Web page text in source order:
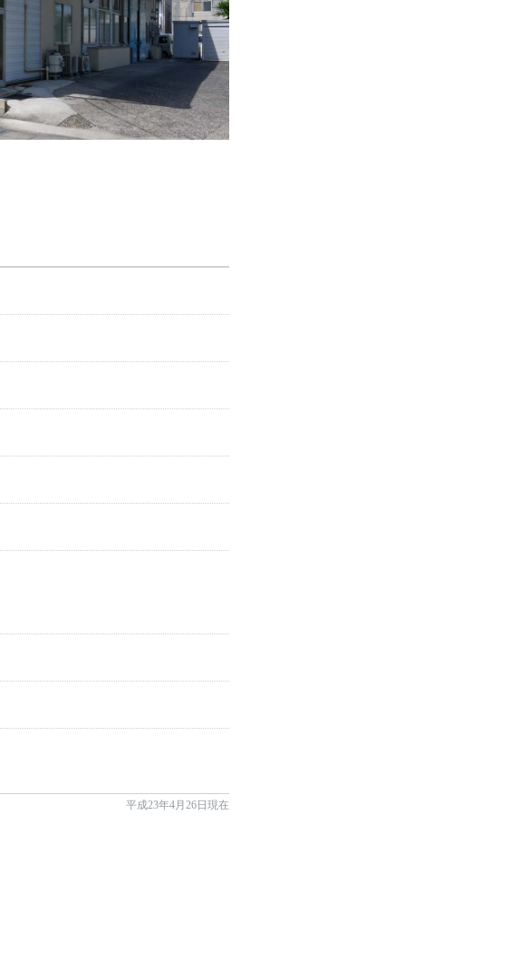
平成23年4月26日現在